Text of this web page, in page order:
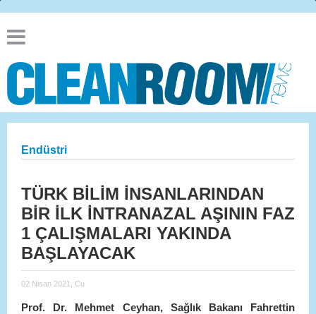
Endüstri
TÜRK BİLİM İNSANLARINDAN
BİR İLK İNTRANAZAL AŞININ FAZ
1 ÇALIŞMALARI YAKINDA
BAŞLAYACAK
02 Nisan 2021, Cu
Prof. Dr. Mehmet Ceyhan, Sağlık Bakanı Fahrettin